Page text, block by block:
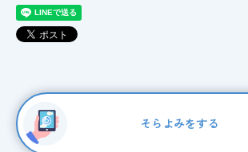
そらよみをする